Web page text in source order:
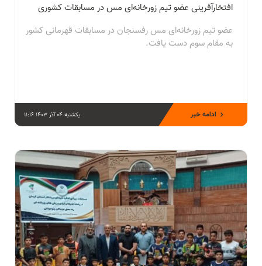
افتخارآفرینی عضو تیم زورخانه‌ای مس در مسابقات کشوری
عضو تیم زورخانه‌ای مس رفسنجان در مسابقات قهرمانی کشور
به مقام سوم دست یافت.
یکشنبه 04 آذر 1403 11:16 ادامه خبر